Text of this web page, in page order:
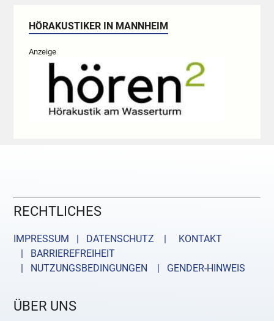
HÖRAKUSTIKER IN MANNHEIM
Anzeige
RECHTLICHES
IMPRESSUM | DATENSCHUTZ |
KONTAKT
| BARRIEREFREIHEIT
| NUTZUNGSBEDINGUNGEN
| GENDER-HINWEIS
ÜBER UNS